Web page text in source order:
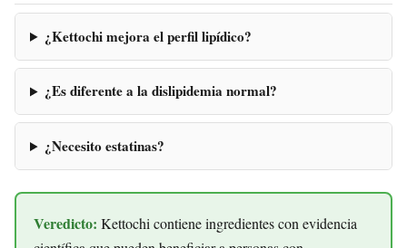
¿Kettochi mejora el perfil lipídico?
¿Es diferente a la dislipidemia normal?
¿Necesito estatinas?
Veredicto: Kettochi contiene ingredientes con evidencia